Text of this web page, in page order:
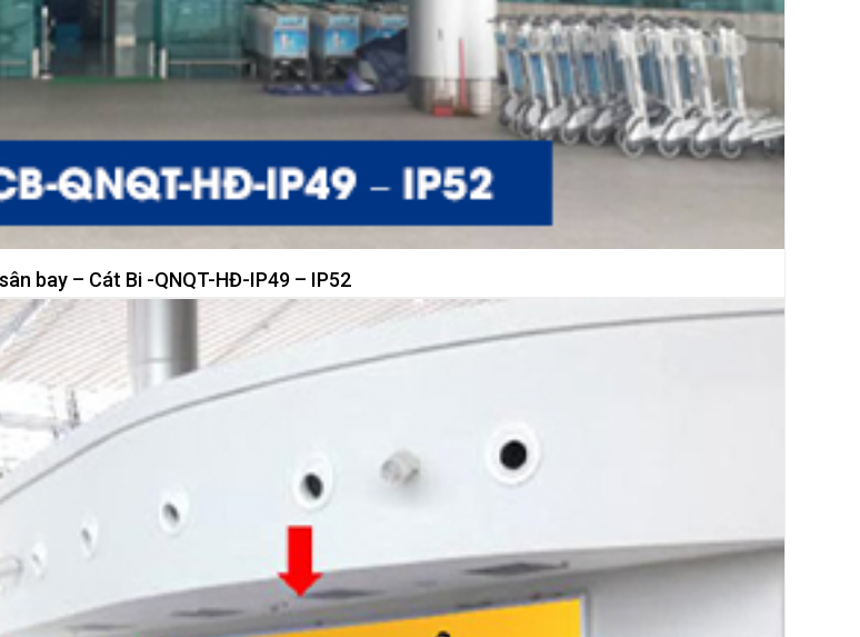
bay – Cát Bi -QNQT-HĐ-IP49 – IP52